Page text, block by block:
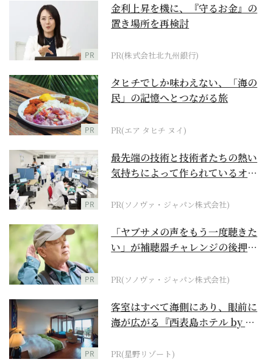
PR
金利上昇を機に、『守るお金』の
置き場所を再検討
PR(株式会社北九州銀行)
PR
タヒチでしか味わえない、「海の
民」の記憶へとつながる旅
PR(エア タヒチ ヌイ)
PR
最先端の技術と技術者たちの熱い
気持ちによって作られているオー
PR(ソノヴァ・ジャパン株式会社)
PR
「ヤブサメの声をもう一度聴きた
い」が補聴器チャレンジの後押し
PR(ソノヴァ・ジャパン株式会社)
PR
客室はすべて海側にあり、眼前に
海が広がる『西表島ホテル by 星
PR(星野リゾート)